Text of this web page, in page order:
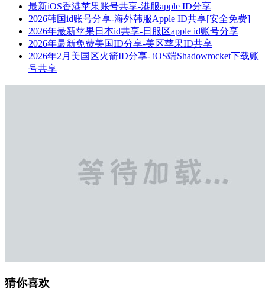
最新iOS香港苹果账号共享-港服apple ID分享
2026韩国id账号分享-海外韩服Apple ID共享[安全免费]
2026年最新苹果日本id共享-日服区apple id账号分享
2026年最新免费美国ID分享-美区苹果ID共享
2026年2月美国区火箭ID分享- iOS端Shadowrocket下载账
号共享
猜你喜欢